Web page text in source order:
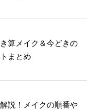
算メイク＆今どきの
まとめ
説！メイクの順番や